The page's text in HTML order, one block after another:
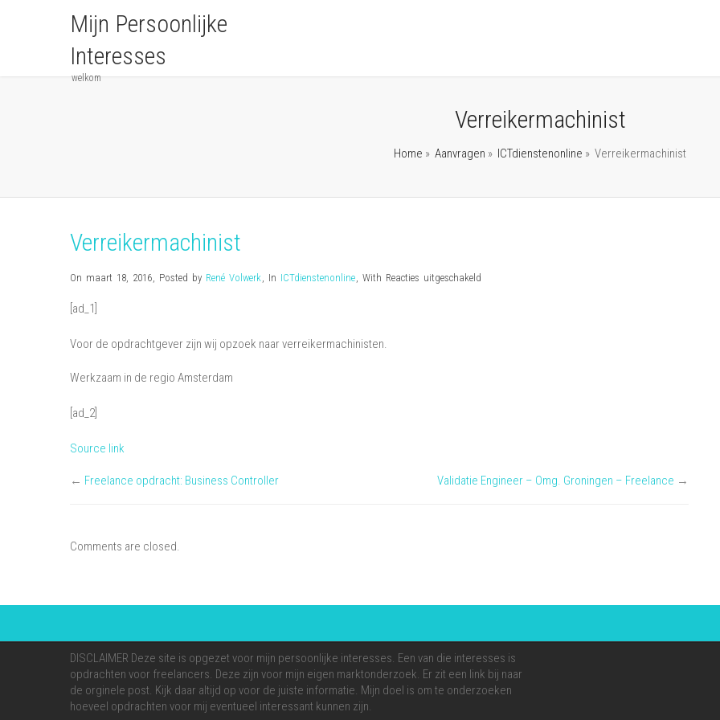
Mijn Persoonlijke
Interesses
welkom
Verreikermachinist
Home » Aanvragen » ICTdienstenonline » Verreikermachinist
Verreikermachinist
On maart 18, 2016, Posted by René Volwerk, In ICTdienstenonline, With Reacties uitgeschakeld
[ad_1]
Voor de opdrachtgever zijn wij opzoek naar verreikermachinisten.
Werkzaam in de regio Amsterdam
[ad_2]
Source link
← Freelance opdracht: Business Controller Validatie Engineer – Omg. Groningen – Freelance →
Comments are closed.
DISCLAIMER Deze site is opgezet voor mijn persoonlijke interesses. Een van die interesses is
opdrachten voor freelancers. Deze zijn voor mijn eigen marktonderzoek. Er zit een link bij naar
de orginele post. Kijk daar altijd op voor de juiste informatie. Mijn doel is om te onderzoeken
hoeveel opdrachten voor mij eventueel interessant kunnen zijn.